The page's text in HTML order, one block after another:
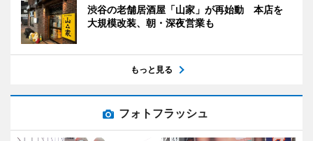
渋谷の老舗居酒屋「山家」が再始動 本店を
大規模改装、朝・深夜営業も
もっと見る
フォトフラッシュ